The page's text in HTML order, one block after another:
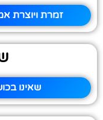
זמרת ויוצרת
שאינו